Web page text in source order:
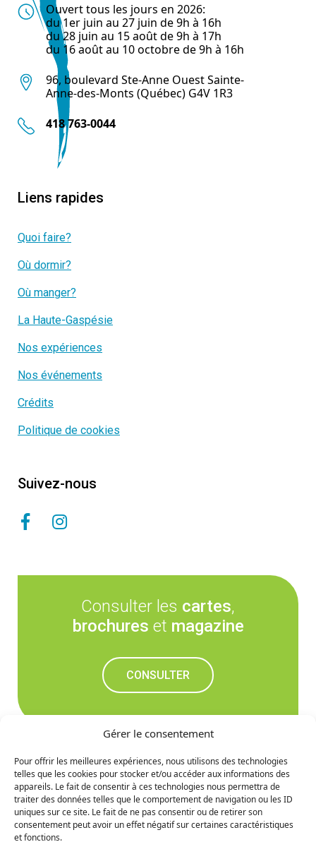
Gérer le consentement
Pour offrir les meilleures expériences, nous utilisons des technologies
telles que les cookies pour stocker et/ou accéder aux informations des
appareils. Le fait de consentir à ces technologies nous permettra de
traiter des données telles que le comportement de navigation ou les ID
uniques sur ce site. Le fait de ne pas consentir ou de retirer son
consentement peut avoir un effet négatif sur certaines caractéristiques
et fonctions.
Ouvert tous les jours en 2026:
du 1er juin au 27 juin de 9h à 16h
du 28 juin au 15 août de 9h à 17h
du 16 août au 10 octobre de 9h à 16h
96, boulevard Ste-Anne Ouest Sainte-
Anne-des-Monts (Québec) G4V 1R3
418 763-0044
Liens rapides
Quoi faire?
Où dormir?
Où manger?
La Haute-Gaspésie
Nos expériences
Nos événements
Crédits
Politique de cookies
Suivez-nous
Consulter les cartes,
brochures et magazine
CONSULTER
Ne manquez rien des
prochaines nouvelles